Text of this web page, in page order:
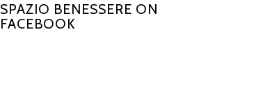
SPAZIO BENESSERE ON
FACEBOOK